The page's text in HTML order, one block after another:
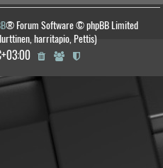
® Forum Software © phpBB Limited
harritapio, Pettis)